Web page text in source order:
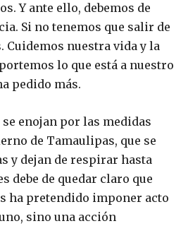
Y ante ello, debemos de
Si no tenemos que salir de
Cuidemos nuestra vida y la
lo que está a nuestro
pedido más.
enojan por las medidas
de Tamaulipas, que se
y dejan de respirar hasta
debe de quedar claro que
ha pretendido imponer acto
sino una acción